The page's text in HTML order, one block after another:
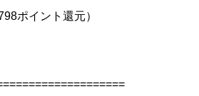
ポイント還元）